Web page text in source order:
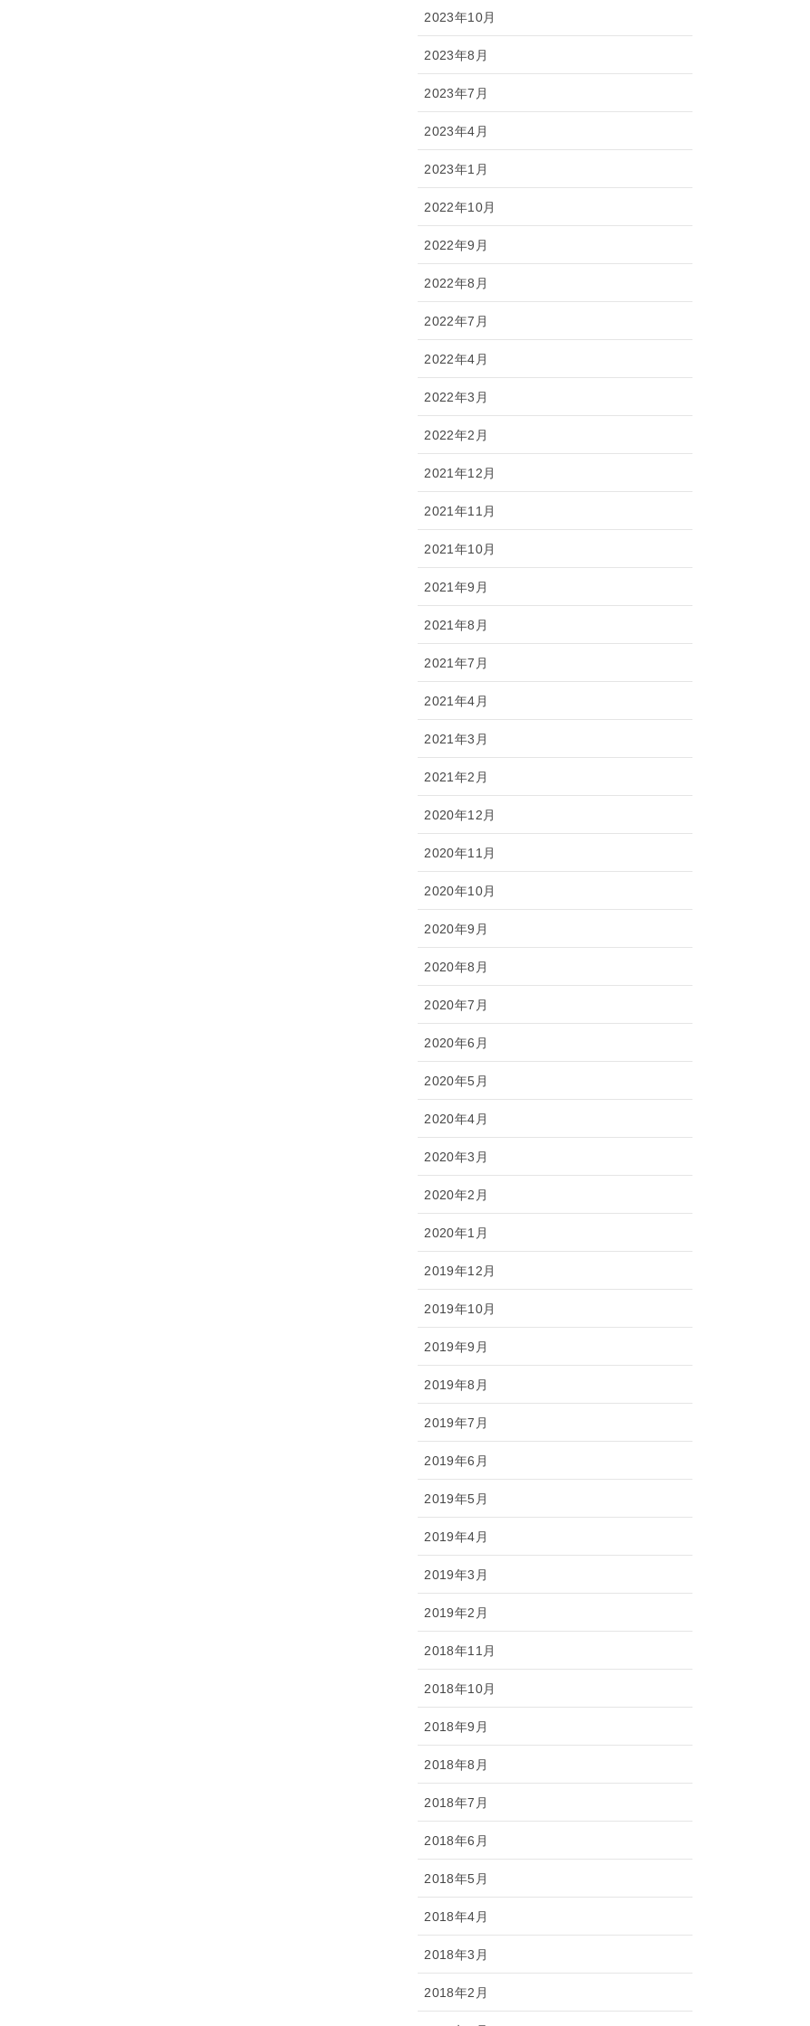
2023年10月
2023年8月
2023年7月
2023年4月
2023年1月
2022年10月
2022年9月
2022年8月
2022年7月
2022年4月
2022年3月
2022年2月
2021年12月
2021年11月
2021年10月
2021年9月
2021年8月
2021年7月
2021年4月
2021年3月
2021年2月
2020年12月
2020年11月
2020年10月
2020年9月
2020年8月
2020年7月
2020年6月
2020年5月
2020年4月
2020年3月
2020年2月
2020年1月
2019年12月
2019年10月
2019年9月
2019年8月
2019年7月
2019年6月
2019年5月
2019年4月
2019年3月
2019年2月
2018年11月
2018年10月
2018年9月
2018年8月
2018年7月
2018年6月
2018年5月
2018年4月
2018年3月
2018年2月